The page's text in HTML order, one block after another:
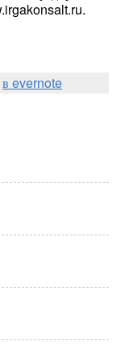
в evernote